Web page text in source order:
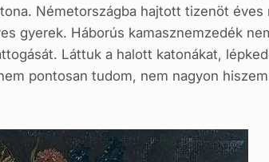
Németországba hajtott tizenöt éves
gyerek. Háborús kamasznemzedék
Láttuk a halott katonákat,
pontosan tudom, nem nagyon